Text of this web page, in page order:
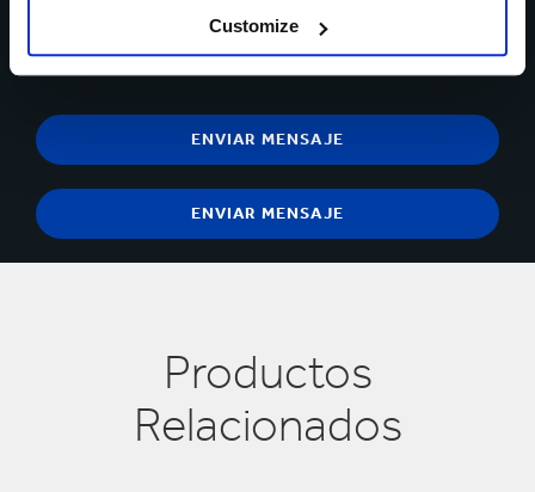
Customize
procesamiento y tratamiento de sus datos personales para
propósitos de mercadeo directocontactándonos.
Productos
Relacionados